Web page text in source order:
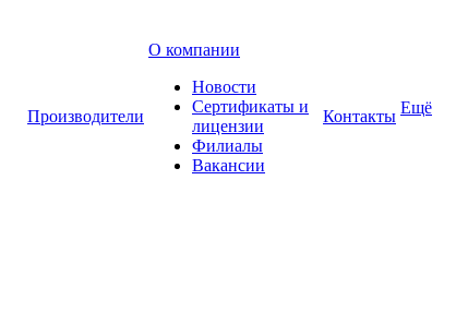
Производители
О компании
Новости
Сертификаты и
лицензии
Филиалы
Вакансии
Контакты Ещё